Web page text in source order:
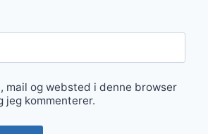
mail og websted i denne browser
kommenterer.